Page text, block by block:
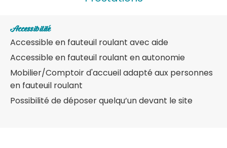
Accessibilité
Accessible en fauteuil roulant avec aide
Accessible en fauteuil roulant en autonomie
Mobilier/Comptoir d'accueil adapté aux personnes
en fauteuil roulant
Possibilité de déposer quelqu’un devant le site